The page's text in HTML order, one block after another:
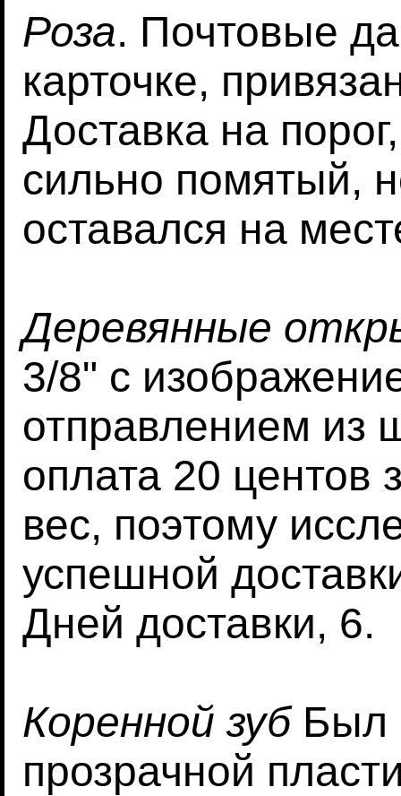
Роза. Почтовые
карточке,
Доставка на
сильно помятый,
оставался на
Деревянные
3/8" с
отправлением из
оплата 20 центов
вес, поэтому
успешной
Дней доставки, 6.
Коренной зубБыл
прозрачной